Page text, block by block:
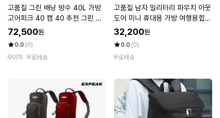
고품질 그린 배낭 방수 40L 가방
고어피크 40 캠 40 추천 그린 추
천 (WFKEOXA)
72,500원
0.0 (0)
무이자 무료배송
고품질 남자 밀리터리 파우치 아웃
도어 미니 휴대용 가방 여행용힙색
(WF2E643)
32,200원
0.0 (0)
무료배송